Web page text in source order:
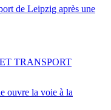
de Leipzig après une
ouvre la voie à la
TRANSPORT